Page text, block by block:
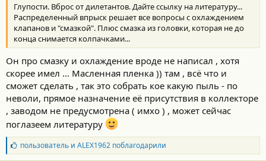
Глупости. Вброс от дилетантов. Дайте ссылку на литературу...
Распределенный впрыск решает все вопросы с охлаждением
клапанов и "смазкой". Плюс смазка из головки, которая не до
конца снимается колпачками...
Он про смазку и охлаждение вроде не написал , хотя
скорее имел … Масленная пленка )) там , всё что и
сможет сделать , так это собрать кое какую пыль - по
неволи, прямое назначение её присутствия в коллекторе
, заводом не предусмотрена ( имхо ) , может сейчас
поглазеем литературу
Б
л
пользовательи ALEX1962поблагодарили